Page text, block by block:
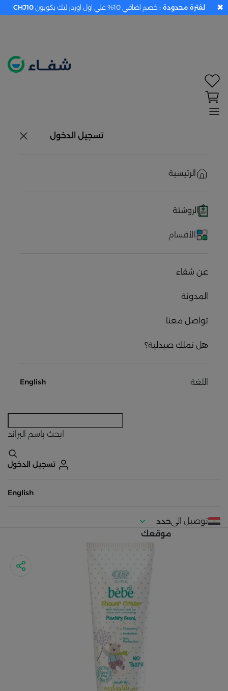
تسجيل الدخول
الرئيسية
الروشتة
الأقسام
عن شفاء
المدونة
تواصل معنا
هل تملك صيدلية؟
اللغة English
ابحث باسم البراند
تسجيل الدخول
English
توصيل الىحدد
موقعك
لفترة محدودة : خصم اضافي 10% علي اول اوردر ليك بكوبون CHJ10 ✖